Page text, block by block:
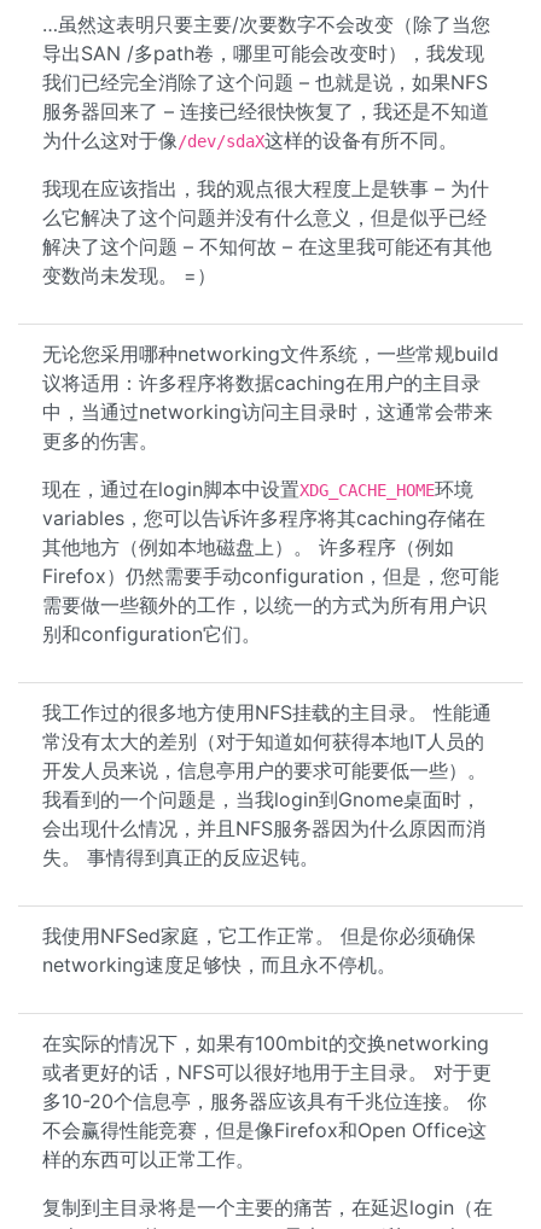
…虽然这表明只要主要/次要数字不会改变（除了当您
导出SAN /多path卷，哪里可能会改变时），我发现
我们已经完全消除了这个问题 – 也就是说，如果NFS
服务器回来了 – 连接已经很快恢复了，我还是不知道
为什么这对于像/dev/sdaX这样的设备有所不同。
我现在应该指出，我的观点很大程度上是轶事 – 为什
么它解决了这个问题并没有什么意义，但是似乎已经
解决了这个问题 – 不知何故 – 在这里我可能还有其他
变数尚未发现。 =）
无论您采用哪种networking文件系统，一些常规build
议将适用：许多程序将数据caching在用户的主目录
中，当通过networking访问主目录时，这通常会带来
更多的伤害。
现在，通过在login脚本中设置XDG_CACHE_HOME环境
variables，您可以告诉许多程序将其caching存储在
其他地方（例如本地磁盘上）。 许多程序（例如
Firefox）仍然需要手动configuration，但是，您可能
需要做一些额外的工作，以统一的方式为所有用户识
别和configuration它们。
我工作过的很多地方使用NFS挂载的主目录。 性能通
常没有太大的差别（对于知道如何获得本地IT人员的
开发人员来说，信息亭用户的要求可能要低一些）。
我看到的一个问题是，当我login到Gnome桌面时，
会出现什么情况，并且NFS服务器因为什么原因而消
失。 事情得到真正的反应迟钝。
我使用NFSed家庭，它工作正常。 但是你必须确保
networking速度足够快，而且永不停机。
在实际的情况下，如果有100mbit的交换networking
或者更好的话，NFS可以很好地用于主目录。 对于更
多10-20个信息亭，服务器应该具有千兆位连接。 你
不会赢得性能竞赛，但是像Firefox和Open Office这
样的东西可以正常工作。
复制到主目录将是一个主要的痛苦，在延迟login（在